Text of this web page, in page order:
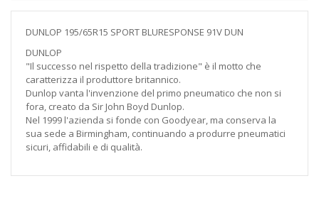
DUNLOP 195/65R15 SPORT BLURESPONSE 91V DUN
DUNLOP
"Il successo nel rispetto della tradizione" è il motto che
caratterizza il produttore britannico.
Dunlop vanta l'invenzione del primo pneumatico che non si
fora, creato da Sir John Boyd Dunlop.
Nel 1999 l'azienda si fonde con Goodyear, ma conserva la
sua sede a Birmingham, continuando a produrre pneumatici
sicuri, affidabili e di qualità.